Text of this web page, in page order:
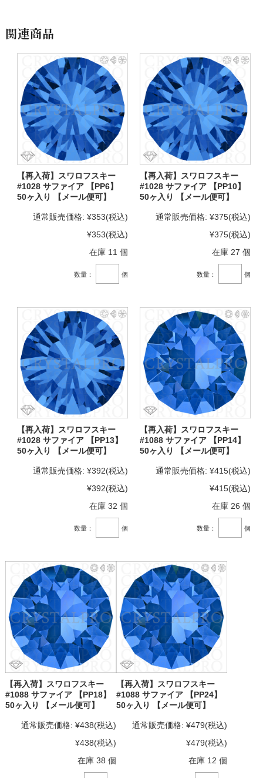
関連商品
【再入荷】スワロフスキー
#1028 サファイア 【PP6】
50ヶ入り 【メール便可】
通常販売価格: ¥353(税込)
¥353(税込)
在庫 11 個
数量： 個
【再入荷】スワロフスキー
#1028 サファイア 【PP10】
50ヶ入り 【メール便可】
通常販売価格: ¥375(税込)
¥375(税込)
在庫 27 個
数量： 個
【再入荷】スワロフスキー
#1028 サファイア 【PP13】
50ヶ入り 【メール便可】
通常販売価格: ¥392(税込)
¥392(税込)
在庫 32 個
数量： 個
【再入荷】スワロフスキー
#1088 サファイア 【PP14】
50ヶ入り 【メール便可】
通常販売価格: ¥415(税込)
¥415(税込)
在庫 26 個
数量： 個
【再入荷】スワロフスキー
#1088 サファイア 【PP18】
50ヶ入り 【メール便可】
通常販売価格: ¥438(税込)
¥438(税込)
在庫 38 個
【再入荷】スワロフスキー
#1088 サファイア 【PP24】
50ヶ入り 【メール便可】
通常販売価格: ¥479(税込)
¥479(税込)
在庫 12 個